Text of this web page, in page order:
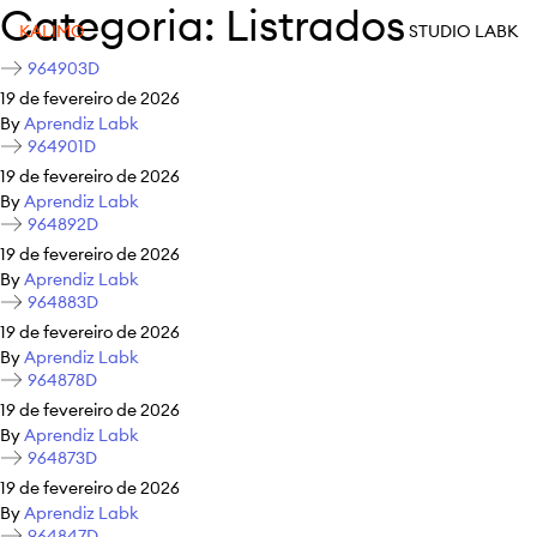
KALIMO STUDIO LABK
Categoria: Listrados
964903D
19 de fevereiro de 2026
ByAprendiz Labk
964901D
19 de fevereiro de 2026
ByAprendiz Labk
964892D
19 de fevereiro de 2026
ByAprendiz Labk
964883D
19 de fevereiro de 2026
ByAprendiz Labk
964878D
19 de fevereiro de 2026
ByAprendiz Labk
964873D
19 de fevereiro de 2026
ByAprendiz Labk